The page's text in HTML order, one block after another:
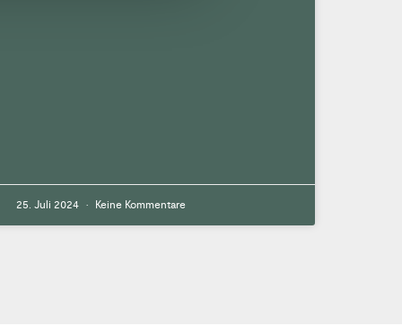
25. Juli 2024 Keine Kommentare